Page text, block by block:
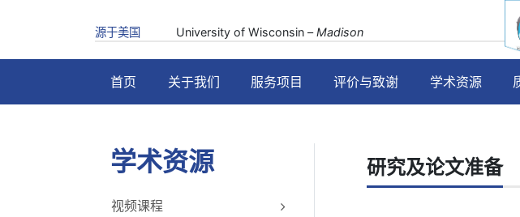
源于美国 University of Wisconsin –Madison
首页 关于我们 服务项目 评价与致谢 学术资源
学术资源
视频课程
研究及论文准备